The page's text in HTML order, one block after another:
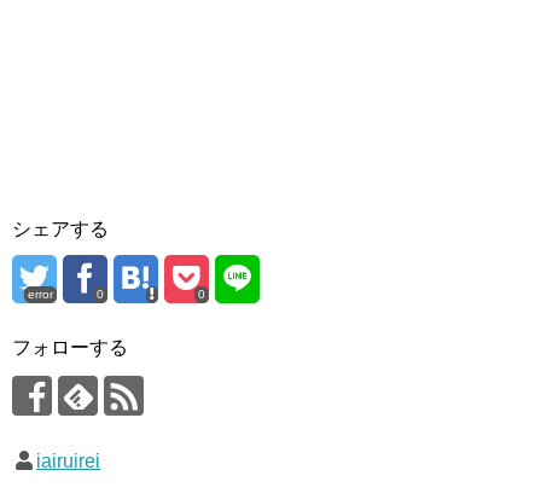
シェアする
error 0 0
フォローする
iairuirei